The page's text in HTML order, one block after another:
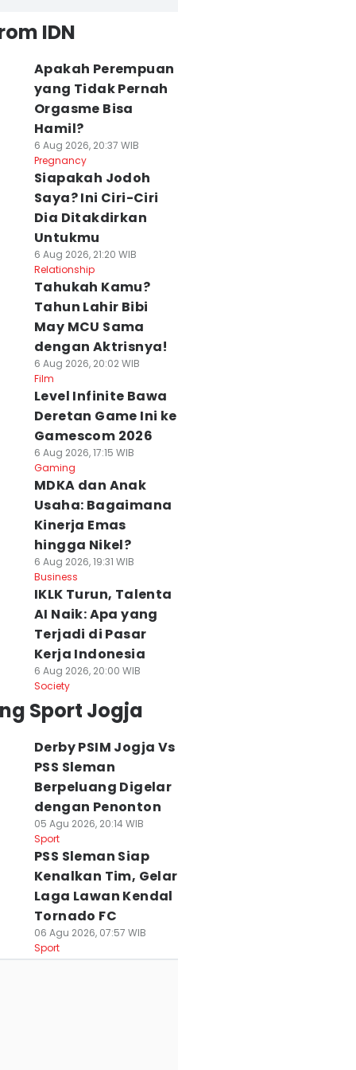
Mepet,
Persija
Panitia
Presiden
Semifinal Dipindah
ke Bali
03 Agu 2026, 11:08 WIB
Sport
IDN
Apakah Perempuan
yang Tidak Pernah
Orgasme Bisa
Hamil?
6 Aug 2026, 20:37 WIB
Pregnancy
Siapakah Jodoh
Saya? Ini Ciri-Ciri
Dia Ditakdirkan
Untukmu
6 Aug 2026, 21:20 WIB
Relationship
Tahukah Kamu?
Tahun Lahir Bibi
May MCU Sama
dengan Aktrisnya!
6 Aug 2026, 20:02 WIB
Film
Level Infinite Bawa
Deretan Game Ini ke
Gamescom 2026
6 Aug 2026, 17:15 WIB
Gaming
MDKA dan Anak
Usaha: Bagaimana
Kinerja Emas
hingga Nikel?
6 Aug 2026, 19:31 WIB
Business
IKLK Turun, Talenta
AI Naik: Apa yang
Terjadi di Pasar
Kerja Indonesia
6 Aug 2026, 20:00 WIB
Society
Sport Jogja
Derby PSIM Jogja Vs
PSS Sleman
Berpeluang Digelar
dengan Penonton
05 Agu 2026, 20:14 WIB
Sport
PSS Sleman Siap
Kenalkan Tim, Gelar
Laga Lawan Kendal
Tornado FC
06 Agu 2026, 07:57 WIB
Sport